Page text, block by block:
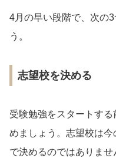
4月の早い段階で、次の
う。
志望校を決める
受験勉強をスタートす
めましょう。志望校は
で決めるのではありま